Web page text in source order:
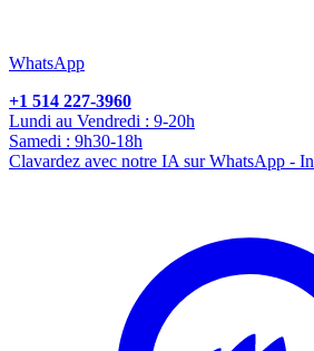
WhatsApp
+1 514 227-3960
Lundi au Vendredi : 9-20h
Samedi : 9h30-18h
Clavardez avec notre IA sur WhatsApp -